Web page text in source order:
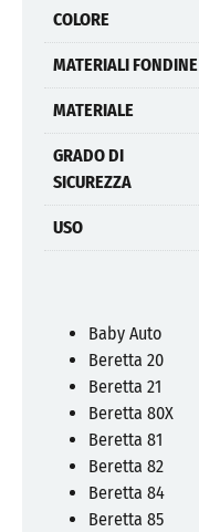
COLORE
MATERIALI FONDINE
MATERIALE
GRADO DI
SICUREZZA
USO
Baby Auto
Beretta 20
Beretta 21
Beretta 80X
Beretta 81
Beretta 82
Beretta 84
Beretta 85